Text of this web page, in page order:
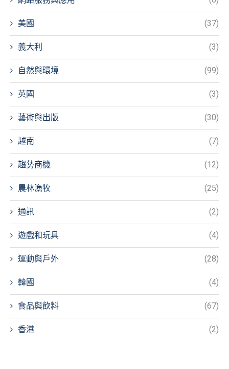
美國 (37)
義大利 (3)
自然與環境 (99)
英國 (3)
藝術與出版 (30)
越南 (7)
趨勢商機 (12)
農林漁牧 (25)
通訊 (2)
遊戲和玩具 (4)
運動與戶外 (28)
韓國 (4)
食品與飲料 (67)
香港 (2)